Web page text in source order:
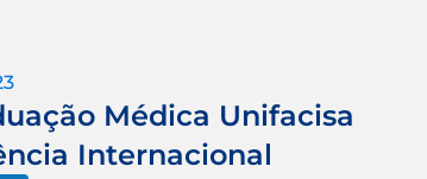
Médica Unifacisa
Internacional